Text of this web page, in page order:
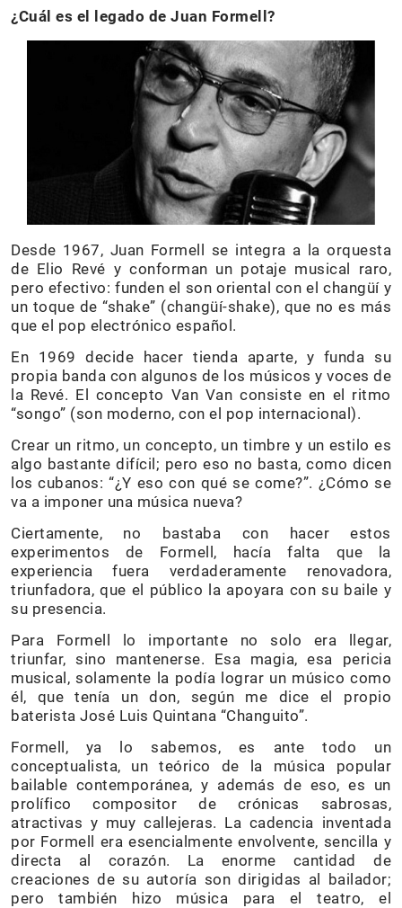
¿Cuál es el legado de Juan Formell?
Desde 1967, Juan Formell se integra a la orquesta
de Elio Revé y conforman un potaje musical raro,
pero efectivo: funden el son oriental con el changüí y
un toque de “shake” (changüí-shake), que no es más
que el pop electrónico español.
En 1969 decide hacer tienda aparte, y funda su
propia banda con algunos de los músicos y voces de
la Revé. El concepto Van Van consiste en el ritmo
“songo” (son moderno, con el pop internacional).
Crear un ritmo, un concepto, un timbre y un estilo es
algo bastante difícil; pero eso no basta, como dicen
los cubanos: “¿Y eso con qué se come?”. ¿Cómo se
va a imponer una música nueva?
Ciertamente, no bastaba con hacer estos
experimentos de Formell, hacía falta que la
experiencia fuera verdaderamente renovadora,
triunfadora, que el público la apoyara con su baile y
su presencia.
Para Formell lo importante no solo era llegar,
triunfar, sino mantenerse. Esa magia, esa pericia
musical, solamente la podía lograr un músico como
él, que tenía un don, según me dice el propio
baterista José Luis Quintana “Changuito”.
Formell, ya lo sabemos, es ante todo un
conceptualista, un teórico de la música popular
bailable contemporánea, y además de eso, es un
prolífico compositor de crónicas sabrosas,
atractivas y muy callejeras. La cadencia inventada
por Formell era esencialmente envolvente, sencilla y
directa al corazón. La enorme cantidad de
creaciones de su autoría son dirigidas al bailador;
pero también hizo música para el teatro, el